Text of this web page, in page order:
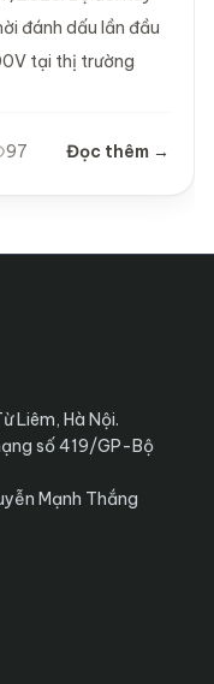
đánh dấu lần đầu
tại thị trường
97 Đọc thêm →
Liêm, Hà Nội.
số 419/GP-Bộ
Mạnh Thắng